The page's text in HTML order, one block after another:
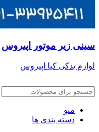
سینی زیر موتور اپیروس
لوازم یدکی کیا اپیروس
منو
دسته بندی ها